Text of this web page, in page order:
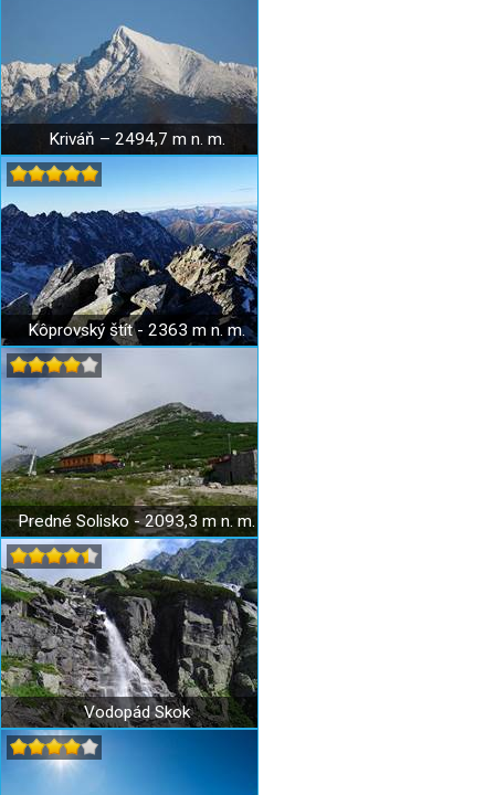
Kriváň – 2494,7 m n. m.
Kôprovský štít - 2363 m n. m.
Predné Solisko - 2093,3 m n. m.
Vodopád Skok